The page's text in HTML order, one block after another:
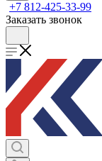
+7 812-425-33-99
Заказать звонок